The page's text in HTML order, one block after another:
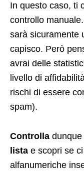
In questo caso, ti
controllo
sarà sicuramente
capisco. Però
avrai delle
livello di
rischi di essere
spam).
Controlla dunque
lista e scopri se
alfanumeriche